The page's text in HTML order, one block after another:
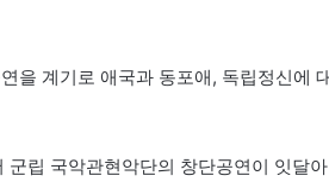
을 계기로 애국과 동포애, 독립정신에
립 국악관현악단의 창단공연이 잇달아